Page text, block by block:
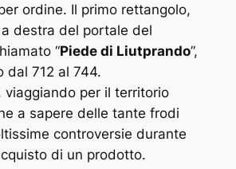
ordine. Il primo rettangolo,
destra del portale del
“Piede di Liutprando”,
dal 712 al 744.
viaggiando per il territorio
a sapere delle tante frodi
controversie durante
di un prodotto.